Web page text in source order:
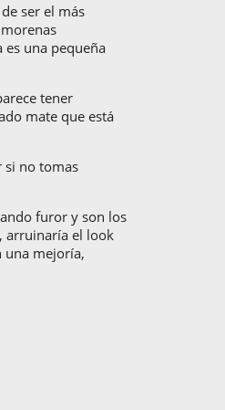
ser el más
es una pequeña
tener
mate que está
si no tomas
furor y son los
arruinaría el look
una mejoría,